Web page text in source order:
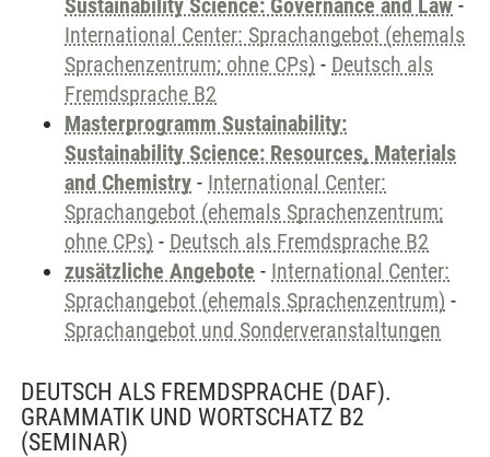
Sustainability Science: Governance and Law -
International Center: Sprachangebot (ehemals
Sprachenzentrum; ohne CPs) - Deutsch als
Fremdsprache B2
Masterprogramm Sustainability:
Sustainability Science: Resources, Materials
and Chemistry - International Center:
Sprachangebot (ehemals Sprachenzentrum;
ohne CPs) - Deutsch als Fremdsprache B2
zusätzliche Angebote - International Center:
Sprachangebot (ehemals Sprachenzentrum) -
Sprachangebot und Sonderveranstaltungen
DEUTSCH ALS FREMDSPRACHE (DAF).
GRAMMATIK UND WORTSCHATZ B2
(SEMINAR)